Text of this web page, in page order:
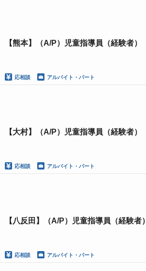
【熊本】（A/P）児童指導員（経験者）
応相談 アルバイト・パート
【大村】（A/P）児童指導員（経験者）
応相談 アルバイト・パート
【八反田】（A/P）児童指導員（経験者）
応相談 アルバイト・パート